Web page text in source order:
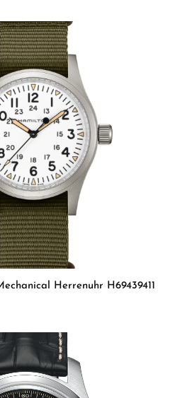
Herrenuhr H69439411